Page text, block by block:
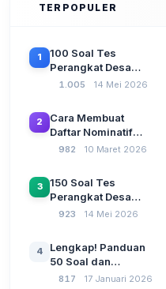
TERPOPULER
1
100 Soal Tes
Perangkat Desa
Terbaru 2026
CAT Berbasis UU
Desa No. 3 Tahun
2024
1.005 14 Mei 2026
2
Cara Membuat
Daftar Nominatif
Siltap di Aplikasi
SPP Pencairan
Dana Desa
982 10 Maret 2026
3
150 Soal Tes
Perangkat Desa
2026: Administrasi
Kebangsaan, dan
Komputer Beserta
Jawaban Paling
923 14 Mei 2026
4
Lengkap! Panduan
50 Soal dan
Jawaban Tes
817 17 Januari 2026